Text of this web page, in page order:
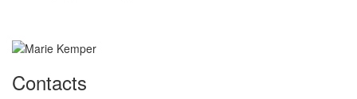
Contacts